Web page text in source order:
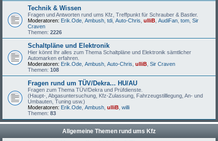
Technik & Wissen
Fragen und Antworten rund ums Kfz, Treffpunkt für Schrauber & Bastler.
Moderatoren: Erik.Ode Ambush tdi Auto-Chris ulliB AudiFan tom Sir
Craven
Themen: 2226
Schaltpläne und Elektronik
Hier könnt Ihr alles zum Thema Schaltpläne und Elektronik sämtlicher
Automarken erfahren.
Moderatoren: Erik.Ode Ambush Auto-Chris ulliB Sir Craven
Themen: 108
Fragen rund um TÜV/Dekra... HU/AU
Fragen zum Thema TÜV/Dekra und Prüfdienste.
(Haupt-, Abgasuntersuchung, Kfz-Zulassung, Fahrzeugstilllegung, An- und
Umbauten, Tuning usw.)
Moderatoren: Erik.Ode Ambush ulliB willi
Themen: 83
Allgemeine Themen rund ums Kfz